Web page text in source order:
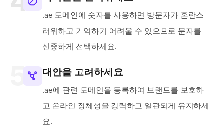
.ae 도메인에 숫자를 사용하면 방문자가 혼란스
러워하고 기억하기 어려울 수 있으므로 문자를
신중하게 선택하세요.
대안을 고려하세요
.ae에 관련 도메인을 등록하여 브랜드를 보호하
고 온라인 정체성을 강력하고 일관되게 유지하세
요.